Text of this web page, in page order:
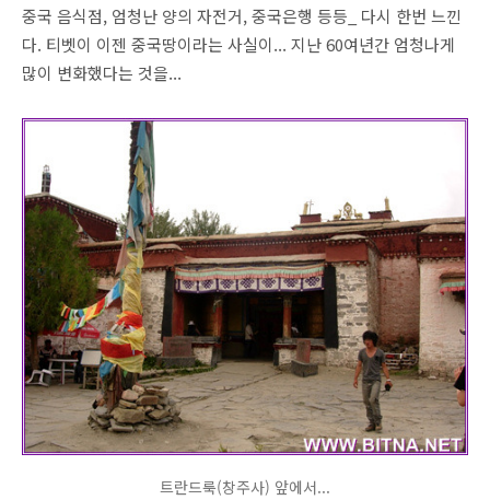
중국 음식점, 엄청난 양의 자전거, 중국은행 등등_ 다시 한번 느낀
다. 티벳이 이젠 중국땅이라는 사실이... 지난 60여년간 엄청나게
많이 변화했다는 것을...
트란드룩(창주사) 앞에서...